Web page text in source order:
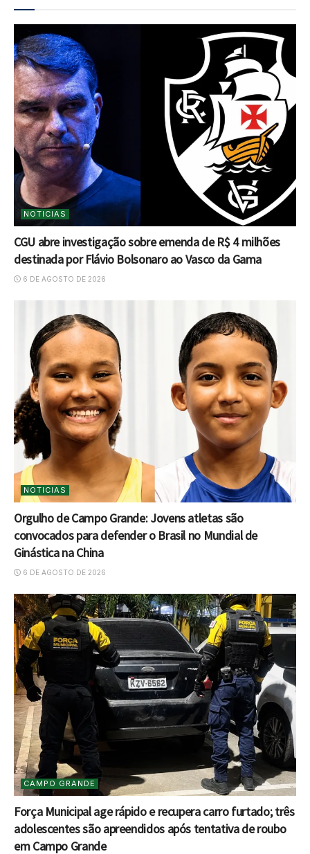
NOTICIAS
CGU abre investigação sobre emenda de R$ 4 milhões
destinada por Flávio Bolsonaro ao Vasco da Gama
6 DE AGOSTO DE 2026
NOTICIAS
Orgulho de Campo Grande: Jovens atletas são
convocados para defender o Brasil no Mundial de
Ginástica na China
6 DE AGOSTO DE 2026
CAMPO GRANDE
Força Municipal age rápido e recupera carro furtado; três
adolescentes são apreendidos após tentativa de roubo
em Campo Grande